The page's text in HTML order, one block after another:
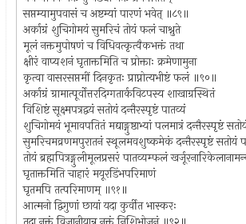
सप्तम्यामुपवासं च अष्टम्यां पारणं भवेत् ॥८९॥
अर्काग्रं शुचिगोमयं सुमरिचं तोयं फलं चाश्नुते
मूलं नक्तमुपोषणं च विधिवत्कृत्वैकभक्तं तथा
क्षीरं वाप्यशनं घृताक्तमिति च प्रोक्ताः क्रमेणामुना
कृत्वा वासरसप्तमीं दिनकृतः प्राप्नोत्यभीष्टं फलं ॥९०॥
अर्काग्रं ग्रामात्पूर्वोत्तरदिग्गतार्कविटपस्य शाखाग्रस्थितं
विशिष्टं सूक्ष्मपत्रद्वयं सतोयं दन्तैरस्पृष्टं पातव्यं
शुचिगोमयं भूमावपतितं मद्याङ्गुष्ठाभ्यां पलमात्रं दन्तैरस्पृष्टं
सुमरिचमव्रणमपुरातनं स्थूलमवशुष्कमेकं दन्तैरस्पृष्टं सतोयं
तोयं ब्रह्मपित्रङ्गुलीमूलप्रसरं पातव्यम्फलं
घृताक्तमिति चाहारं मयूरडिंभपरिमाणं
घृतमपि तत्परिमाणम् ॥९१॥
आत्मनो द्विगुणां छायां यदा कुर्वीत भास्करः